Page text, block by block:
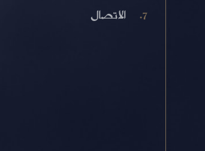
الاتصال